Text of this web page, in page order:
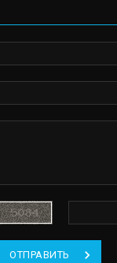
ОТПРАВИТЬ